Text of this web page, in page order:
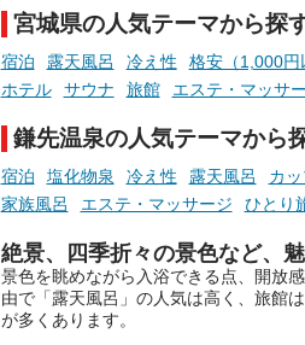
宮城県の人気テーマから探
宿泊 露天風呂 冷え性 格安（1,000円
ホテル
サウナ 旅館 エステ・マッサ
鎌先温泉の人気テーマから
宿泊 塩化物泉 冷え性 露天風呂 カ
家族風呂
エステ・マッサージ ひとり
絶景、四季折々の景色など、
景色を眺めながら入浴できる点、開放
由で「露天風呂」の人気は高く、旅館
が多くあります。